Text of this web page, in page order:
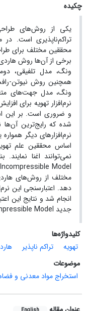
چکیده
یکی از روش‌های
تراکم‌ناپذیری است.
محققین مختلف برای
برخی از آن‌ها روش
ونگ، مدل تلفیقی،
همچنین روش نیوتن-
ونگ، مدل جهت‌های
نرم‌افزار تهویه برای
و ضروری است. بر این
نرم‌افزارهای دیگر
اساس محققین علم
مختلف از روش‌های
دهد. اعتبارسنجی این
انجام شد و نتایج این
جدید Ventilation Design: Incompressible Model است.
کلیدواژه‌ها
تهویه
تراکم ناپذیر
موضوعات
استخراج مواد معدنی و